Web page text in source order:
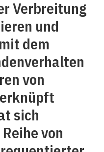
Verbreitung
und
dem
von
sich
von